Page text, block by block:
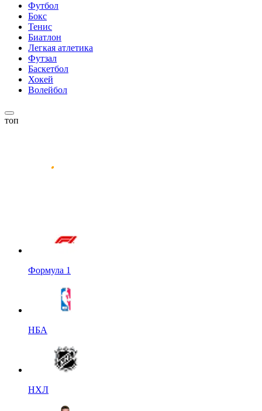
Футбол
Бокс
Тенис
Биатлон
Легкая атлетика
Футзал
Баскетбол
Хокей
Волейбол
топ
Формула 1
НБА
НХЛ